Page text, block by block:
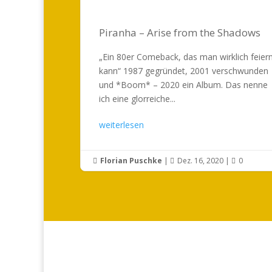
Piranha – Arise from the Shadows
„Ein 80er Comeback, das man wirklich
kann“ 1987 gegründet, 2001 verschwunden
und *Boom* – 2020 ein Album. Das nenne
ich eine glorreiche...
weiterlesen
 Florian Puschke |  Dez. 16, 2020 |  0